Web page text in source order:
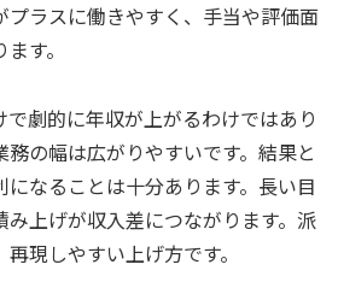
プラスに働きやすく、手当や評価面
す。
劇的に年収が上がるわけではあり
務の幅は広がりやすいです。結果と
になることは十分あります。長い目
み上げが収入差につながります。派
現しやすい上げ方です。